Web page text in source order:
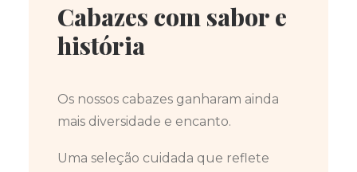
Cabazes com sabor e
história
Os nossos cabazes ganharam ainda
mais diversidade e encanto.
Uma seleção cuidada que reflete